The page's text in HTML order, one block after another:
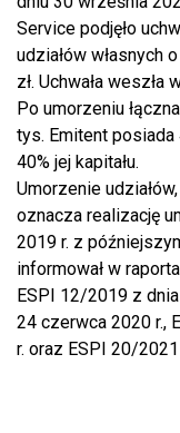
Service podjęło
udziałów własnych
zł. Uchwała
Po umorzeniu
tys. Emitent posiada
40% jej kapitału.
Umorzenie
oznacza realizację
2019 r. z
informował w
ESPI 12/2019 z
24 czerwca 2020 r.,
r. oraz ESPI 20/